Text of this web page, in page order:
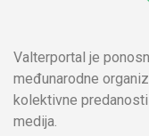
Valterportal je
međunarodne
kolektivne
medija.